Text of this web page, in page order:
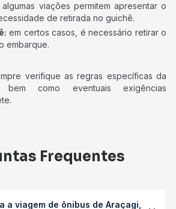
algumas viações permitem apresentar o
de retirada no guichê.
em certos casos, é necessário retirar o
embarque.
verifique as regras específicas da
bem como eventuais exigências
Frequentes
a viagem de ônibus de Araçagi,